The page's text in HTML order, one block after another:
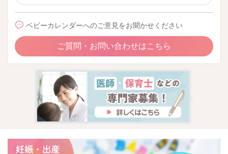
ベビーカレンダーへのご意見をお聞かせください
ご質問・お問い合わせはこちら